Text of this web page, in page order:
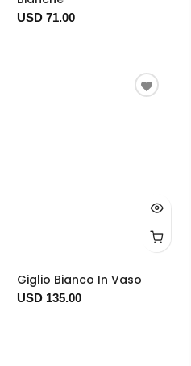
USD 71.00
Giglio Bianco In Vaso
USD 135.00